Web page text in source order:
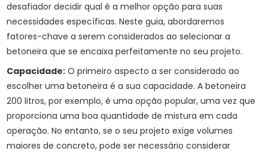
desafiador decidir qual é a melhor opção para suas
necessidades específicas. Neste guia, abordaremos
fatores-chave a serem considerados ao selecionar a
betoneira que se encaixa perfeitamente no seu projeto.
Capacidade: O primeiro aspecto a ser considerado ao
escolher uma betoneira é a sua capacidade. A betoneira
200 litros, por exemplo, é uma opção popular, uma vez que
proporciona uma boa quantidade de mistura em cada
operação. No entanto, se o seu projeto exige volumes
maiores de concreto, pode ser necessário considerar